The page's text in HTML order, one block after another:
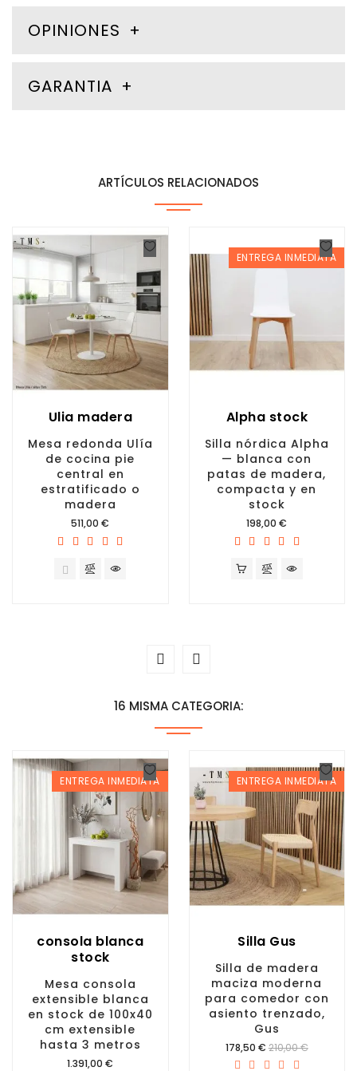
OPINIONES
GARANTIA
ARTÍCULOS RELACIONADOS
Ulia madera
Mesa redonda Ulía
de cocina pie
central en
estratificado o
madera
Precio
511,00 €
ENTREGA INMEDIATA
Alpha stock
Silla nórdica Alpha
— blanca con
patas de madera,
compacta y en
stock
Precio
198,00 €
16 MISMA CATEGORIA:
ENTREGA INMEDIATA
consola blanca
stock
Mesa consola
extensible blanca
en stock de 100x40
cm extensible
hasta 3 metros
Precio
1.391,00 €
ENTREGA INMEDIATA
Silla Gus
Silla de madera
maciza moderna
para comedor con
asiento trenzado,
Gus
Precio
178,50 € 210,00 €